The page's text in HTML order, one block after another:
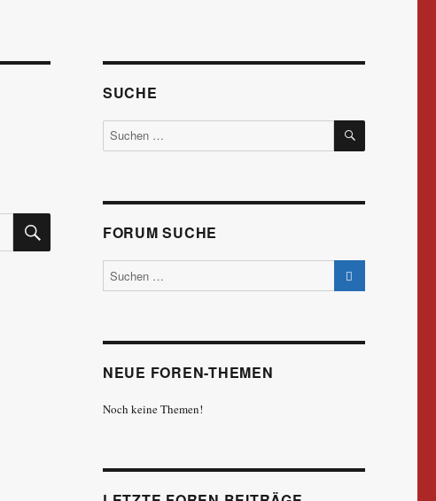
SUCHEN
SUCHE
Suchen
nach:
SUCHEN
FORUM SUCHE
NEUE FOREN-THEMEN
Noch keine Themen!